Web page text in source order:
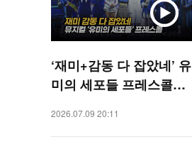
‘재미+감동 다 잡았네’ 유
미의 세포들 프레스콜
2026.07.09 20:11